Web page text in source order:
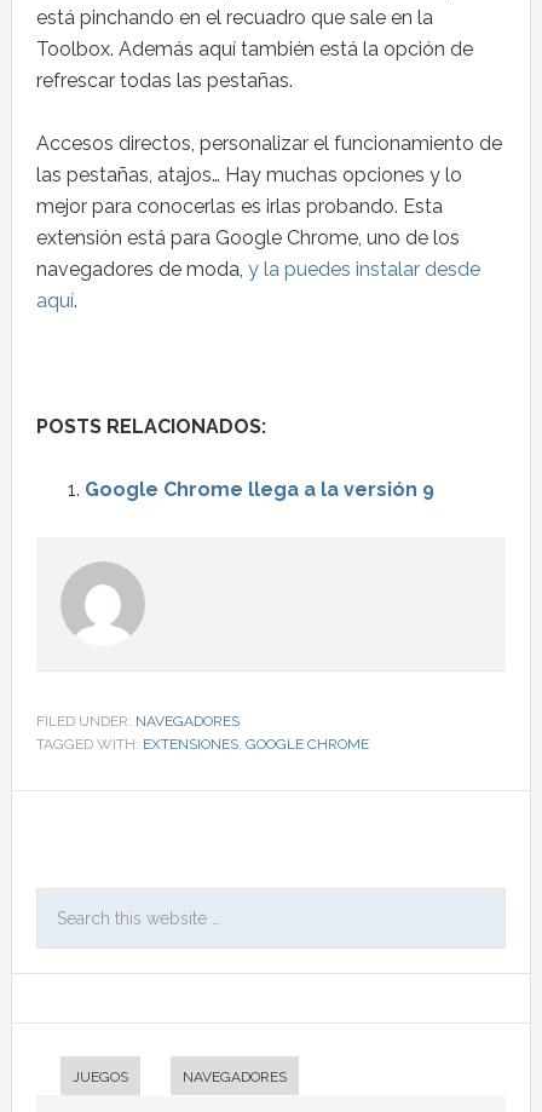
está pinchando en el recuadro que sale en la
Toolbox. Además aquí también está la opción de
refrescar todas las pestañas.
Accesos directos, personalizar el funcionamiento de
las pestañas, atajos… Hay muchas opciones y lo
mejor para conocerlas es irlas probando. Esta
extensión está para Google Chrome, uno de los
navegadores de moda, y la puedes instalar desde
aquí.
POSTS RELACIONADOS:
Google Chrome llega a la versión 9
FILED UNDER: NAVEGADORES
TAGGED WITH: EXTENSIONES, GOOGLE CHROME
JUEGOS NAVEGADORES